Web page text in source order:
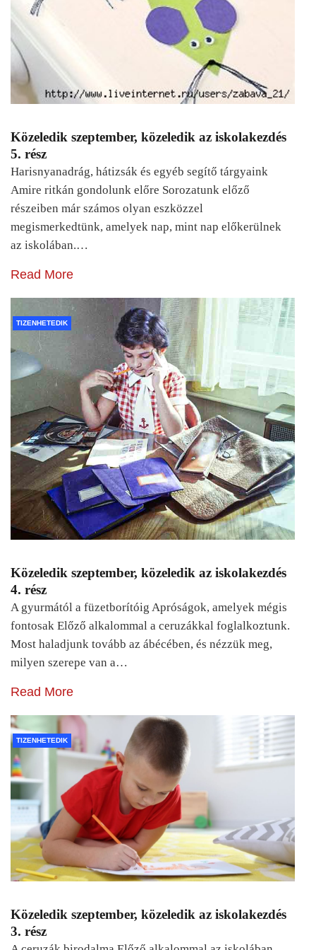
Közeledik szeptember, közeledik az iskolakezdés
5. rész
Harisnyanadrág, hátizsák és egyéb segítő tárgyaink
Amire ritkán gondolunk előre Sorozatunk előző
részeiben már számos olyan eszközzel
megismerkedtünk, amelyek nap, mint nap előkerülnek
az iskolában.…
Read More
TIZENHETEDIK
Közeledik szeptember, közeledik az iskolakezdés
4. rész
A gyurmától a füzetborítóig Apróságok, amelyek mégis
fontosak Előző alkalommal a ceruzákkal foglalkoztunk.
Most haladjunk tovább az ábécében, és nézzük meg,
milyen szerepe van a…
Read More
TIZENHETEDIK
Közeledik szeptember, közeledik az iskolakezdés
3. rész